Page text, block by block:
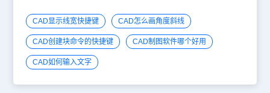
CAD显示线宽快捷键 CAD怎么画角度斜线
CAD创建块命令的快捷键 CAD制图软件哪个好用
CAD如何输入文字